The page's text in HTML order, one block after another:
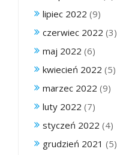
lipiec 2022 (9)
czerwiec 2022 (3)
maj 2022 (6)
kwiecień 2022 (5)
marzec 2022 (9)
luty 2022 (7)
styczeń 2022 (4)
grudzień 2021 (5)